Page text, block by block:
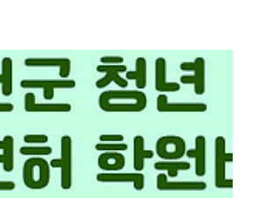
신 건강 증진을 위해 시행하는 창원시 청년
만 원 상당의 이용권 카드를 지원받게 된답
패스 지원대상구분지원요건연령25세 ~ 39
12. 31. 출생자)주소신청일 기준 창원시에
자* 신청 이후 타지역으로 전출한 경우 지원
재지가 창원시이며 , 중소기..